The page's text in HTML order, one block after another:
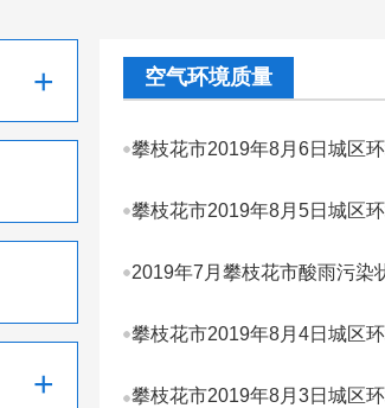
空气环境质量
攀枝花市2019年8月6日城区
攀枝花市2019年8月5日城区
2019年7月攀枝花市酸雨污染
攀枝花市2019年8月4日城区
攀枝花市2019年8月3日城区